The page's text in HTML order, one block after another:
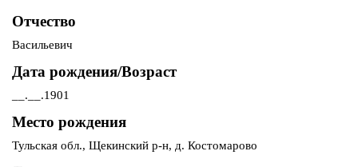
Отчество
Васильевич
Дата рождения/Возраст
__.__.1901
Место рождения
Тульская обл., Щекинский р-н, д. Костомарово